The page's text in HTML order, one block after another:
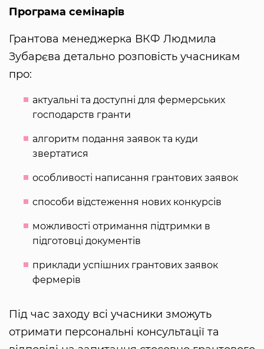
Програма семінарів
Грантова менеджерка ВКФ Людмила
Зубарєва детально розповість учасникам
про:
актуальні та доступні для фермерських
господарств гранти
алгоритм подання заявок та куди
звертатися
особливості написання грантових заявок
способи відстеження нових конкурсів
можливості отримання підтримки в
підготовці документів
приклади успішних грантових заявок
фермерів
Під час заходу всі учасники зможуть
отримати персональні консультації та